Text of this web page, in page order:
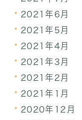
2021年6月
2021年5月
2021年4月
2021年3月
2021年2月
2021年1月
2020年12月